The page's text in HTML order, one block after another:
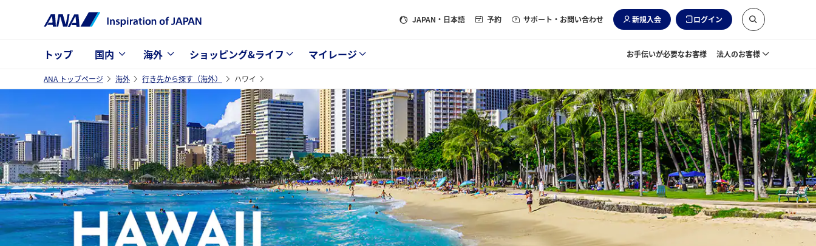
JAPAN ・日本語 予約 サポート・お問い合わせ 新規入会 ログイン
トップ 国内 海外 ショッピング&ライフ マイレージ お手伝いが必要なお客様 法人のお客様
ANA トップページ 海外 行き先から探す（海外） ハワイ